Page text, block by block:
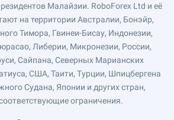
Малайзии. RoboForex Ltd и её
на территории Австралии, Бонэйр,
Тимора, Гвинеи-Бисау, Индонезии,
Либерии, Микронезии, России,
Сайпана, Северных Марианских
США, Таити, Турции, Шпицбергена
Судана, Японии и других стран,
ограничения.